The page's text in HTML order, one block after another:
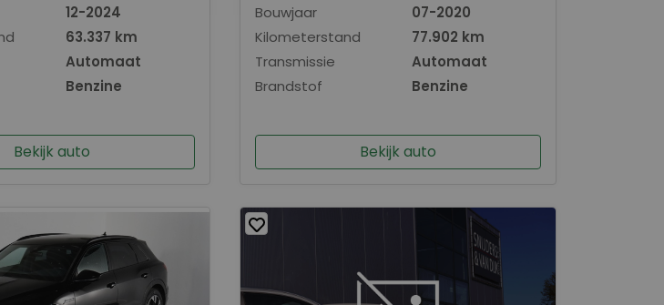
12-2024
63.337 km
Automaat
Benzine
Bekijk auto
Bouwjaar
07-2020
Kilometerstand
77.902 km
Transmissie
Automaat
Brandstof
Benzine
Bekijk auto